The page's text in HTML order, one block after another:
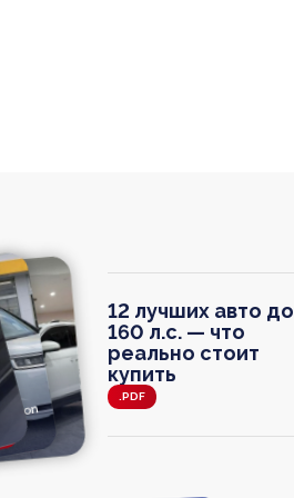
000
12 лучших авто до
160 л.с. — что
реально стоит
купить
.PDF